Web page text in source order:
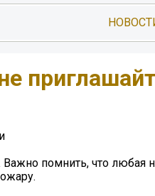
помнить, что любая